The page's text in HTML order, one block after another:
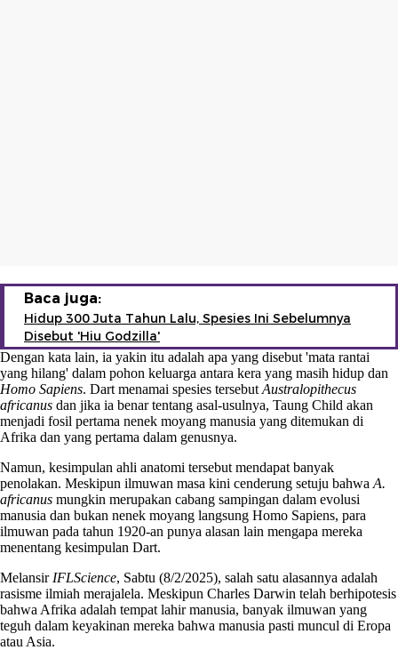
Baca juga:
Hidup 300 Juta Tahun Lalu, Spesies Ini Sebelumnya
Disebut 'Hiu Godzilla'
Dengan kata lain, ia yakin itu adalah apa yang disebut 'mata rantai
yang hilang' dalam pohon keluarga antara kera yang masih hidup dan
Homo Sapiens. Dart menamai spesies tersebut Australopithecus
africanus dan jika ia benar tentang asal-usulnya, Taung Child akan
menjadi fosil pertama nenek moyang manusia yang ditemukan di
Afrika dan yang pertama dalam genusnya.
Namun, kesimpulan ahli anatomi tersebut mendapat banyak
penolakan. Meskipun ilmuwan masa kini cenderung setuju bahwa A.
africanus mungkin merupakan cabang sampingan dalam evolusi
manusia dan bukan nenek moyang langsung Homo Sapiens, para
ilmuwan pada tahun 1920-an punya alasan lain mengapa mereka
menentang kesimpulan Dart.
Melansir IFLScience, Sabtu (8/2/2025), salah satu alasannya adalah
rasisme ilmiah merajalela. Meskipun Charles Darwin telah berhipotesis
bahwa Afrika adalah tempat lahir manusia, banyak ilmuwan yang
teguh dalam keyakinan mereka bahwa manusia pasti muncul di Eropa
atau Asia.